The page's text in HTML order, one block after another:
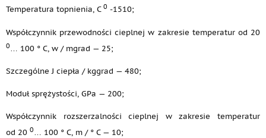
Temperatura topnienia, C 0 -1510;
Współczynnik przewodności cieplnej w zakresie temperatur od 20
0… 100 ° C, w / mgrad — 25;
Szczególne J ciepła / kggrad — 480;
Moduł sprężystości, GPa — 200;
Współczynnik rozszerzalności cieplnej w zakresie temperatur
od 20 0… 100 ° C, m / ° C — 10;